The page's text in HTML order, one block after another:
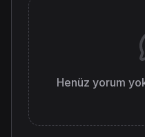
Henüz yorum